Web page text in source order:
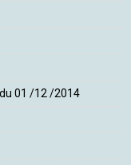
01 /12 /2014